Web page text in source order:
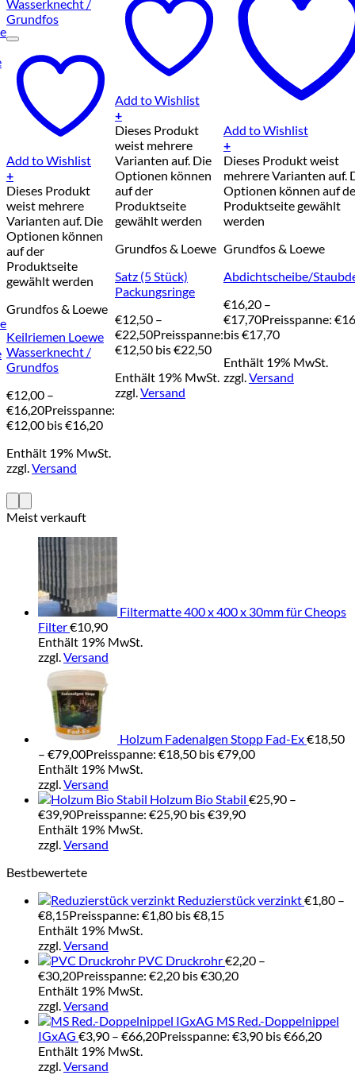
Add to Wishlist
+
Dieses Produkt
weist mehrere
Varianten auf. Die
Optionen können
auf der
Produktseite
gewählt werden
Grundfos & Loewe
Keilriemen Loewe
Wasserknecht /
Grundfos
€12,00 –
€16,20Preisspanne:
€12,00 bis €16,20
Enthält 19% MwSt.
zzgl.Versand
Add to Wishlist
+
Dieses Produkt
weist mehrere
Varianten auf. Die
Optionen können
auf der
Produktseite
gewählt werden
Grundfos & Loewe
Satz (5 Stück)
Packungsringe
€12,50 –
€22,50Preisspanne:
€12,50 bis €22,50
Enthält 19% MwSt.
zzgl.Versand
Add to Wishlist
+
Dieses Produkt weist
mehrere Varianten auf.
Optionen können auf
Produktseite gewählt
werden
Grundfos & Loewe
Abdichtscheibe/
€16,20 –
€17,70Preisspanne:
bis €17,70
Enthält 19% MwSt.
zzgl.Versand
Meist verkauft
Filtermatte 400 x 400 x 30mm für Cheops
Filter€10,90
Enthält 19% MwSt.
zzgl.Versand
Holzum Fadenalgen Stopp Fad-Ex€18,50
– €79,00Preisspanne: €18,50 bis €79,00
Enthält 19% MwSt.
zzgl.Versand
Holzum Bio Stabil €25,90 –
€39,90Preisspanne: €25,90 bis €39,90
Enthält 19% MwSt.
zzgl.Versand
Bestbewertete
Reduzierstück verzinkt€1,80 –
€8,15Preisspanne: €1,80 bis €8,15
Enthält 19% MwSt.
zzgl.Versand
PVC Druckrohr€2,20 –
€30,20Preisspanne: €2,20 bis €30,20
Enthält 19% MwSt.
zzgl.Versand
MS Red.-Doppelnippel
IGxAG €3,90 – €66,20Preisspanne: €3,90 bis €66,20
Enthält 19% MwSt.
zzgl.Versand